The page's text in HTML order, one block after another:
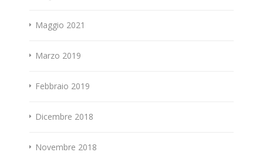
Maggio 2021
Marzo 2019
Febbraio 2019
Dicembre 2018
Novembre 2018